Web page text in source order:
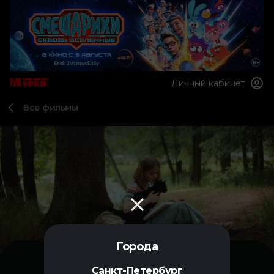
Города
Санкт-Петербург
Личный кабинет
Все фильмы